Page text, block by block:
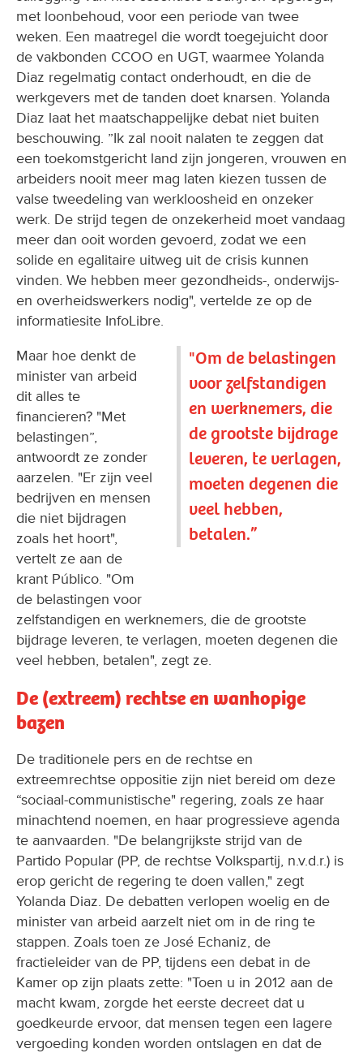
met loonbehoud, voor een periode van twee
weken. Een maatregel die wordt toegejuicht door
de vakbonden CCOO en UGT, waarmee Yolanda
Diaz regelmatig contact onderhoudt, en die de
werkgevers met de tanden doet knarsen. Yolanda
Diaz laat het maatschappelijke debat niet buiten
beschouwing. ”Ik zal nooit nalaten te zeggen dat
een toekomstgericht land zijn jongeren, vrouwen en
arbeiders nooit meer mag laten kiezen tussen de
valse tweedeling van werkloosheid en onzeker
werk. De strijd tegen de onzekerheid moet vandaag
meer dan ooit worden gevoerd, zodat we een
solide en egalitaire uitweg uit de crisis kunnen
vinden. We hebben meer gezondheids-, onderwijs-
en overheidswerkers nodig", vertelde ze op de
informatiesite InfoLibre.
"Om de belastingen
voor zelfstandigen
en werknemers, die
de grootste bijdrage
leveren, te verlagen,
moeten degenen die
veel hebben,
betalen.”
Maar hoe denkt de
minister van arbeid
dit alles te
financieren? "Met
belastingen”,
antwoordt ze zonder
aarzelen. "Er zijn veel
bedrijven en mensen
die niet bijdragen
zoals het hoort",
vertelt ze aan de
krant Público. "Om
de belastingen voor
zelfstandigen en werknemers, die de grootste
bijdrage leveren, te verlagen, moeten degenen die
veel hebben, betalen", zegt ze.
De (extreem) rechtse en wanhopige
bazen
De traditionele pers en de rechtse en
extreemrechtse oppositie zijn niet bereid om deze
“sociaal-communistische" regering, zoals ze haar
minachtend noemen, en haar progressieve agenda
te aanvaarden. "De belangrijkste strijd van de
Partido Popular (PP, de rechtse Volkspartij, n.v.d.r.) is
erop gericht de regering te doen vallen," zegt
Yolanda Diaz. De debatten verlopen woelig en de
minister van arbeid aarzelt niet om in de ring te
stappen. Zoals toen ze José Echaniz, de
fractieleider van de PP, tijdens een debat in de
Kamer op zijn plaats zette: "Toen u in 2012 aan de
macht kwam, zorgde het eerste decreet dat u
goedkeurde ervoor, dat mensen tegen een lagere
vergoeding konden worden ontslagen en dat de